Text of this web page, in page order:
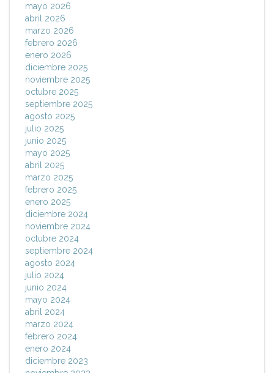
mayo 2026
abril 2026
marzo 2026
febrero 2026
enero 2026
diciembre 2025
noviembre 2025
octubre 2025
septiembre 2025
agosto 2025
julio 2025
junio 2025
mayo 2025
abril 2025
marzo 2025
febrero 2025
enero 2025
diciembre 2024
noviembre 2024
octubre 2024
septiembre 2024
agosto 2024
julio 2024
junio 2024
mayo 2024
abril 2024
marzo 2024
febrero 2024
enero 2024
diciembre 2023